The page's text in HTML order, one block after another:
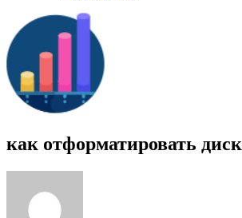
как отформатировать диск